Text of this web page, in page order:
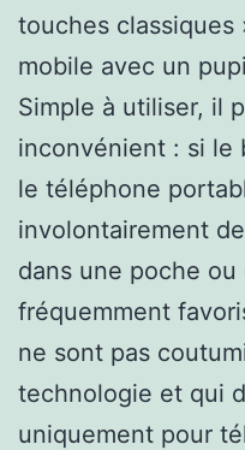
touches classiques
mobile avec un
Simple à utiliser, il
inconvénient : si le
le téléphone
involontairement
dans une poche
fréquemment
ne sont pas
technologie et qui
uniquement pour